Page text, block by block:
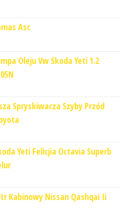
Asc
Oleju Vw Skoda Yeti 1.2
Spryskiwacza Szyby Przód
Yeti Felicjia Octavia Superb
Kabinowy Nissan Qashqai Ii